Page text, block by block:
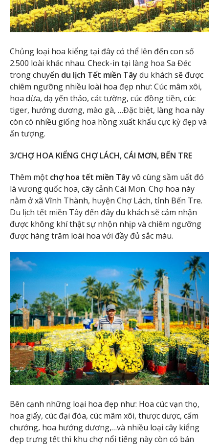
Chủng loại hoa kiểng tại đây có thể lên đến con số
2.500 loài khác nhau. Check-in tại làng hoa Sa Đéc
trong chuyến du lịch Tết miền Tây du khách sẽ được
chiêm ngưỡng nhiều loài hoa đẹp như: Cúc mâm xôi,
hoa dừa, dạ yến thảo, cát tường, cúc đồng tiền, cúc
tiger, hướng dương, mào gà, …Đặc biệt, làng hoa này
còn có nhiều giống hoa hồng xuất khẩu cực kỳ đẹp và
ấn tượng.
3/CHỢ HOA KIỂNG CHỢ LÁCH, CÁI MƠN, BẾN TRE
Thêm một chợ hoa tết miền Tây vô cùng sầm uất đó
là vương quốc hoa, cây cảnh Cái Mơn. Chợ hoa này
nằm ở xã Vĩnh Thành, huyện Chợ Lách, tỉnh Bến Tre.
Du lịch tết miền Tây đến đây du khách sẽ cảm nhận
được không khí thật sự nhộn nhịp và chiêm ngưỡng
được hàng trăm loài hoa với đầy đủ sắc màu.
Bên cạnh những loại hoa đẹp như: Hoa cúc vạn thọ,
hoa giấy, cúc đại đóa, cúc mâm xôi, thược dược, cẩm
chướng, hoa hướng dương,…và nhiều loại cây kiểng
đẹp trưng tết thì khu chợ nổi tiếng này còn có bán